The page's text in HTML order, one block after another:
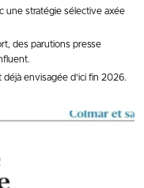
une stratégie sélective axée
des parutions presse
envisagée d’ici fin 2026.